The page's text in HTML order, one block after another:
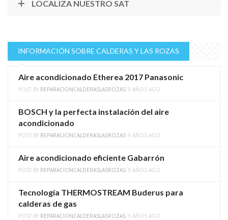
LOCALIZA NUESTRO SAT
INFORMACIÓN SOBRE CALDERAS Y LAS ROZAS
Aire acondicionado Etherea 2017 Panasonic
POST BY REPARACIONCALDERASLASROZAS 9 AÑOS AGO
BOSCH y la perfecta instalación del aire
acondicionado
POST BY REPARACIONCALDERASLASROZAS 9 AÑOS AGO
Aire acondicionado eficiente Gabarrón
POST BY REPARACIONCALDERASLASROZAS 9 AÑOS AGO
Tecnología THERMOSTREAM Buderus para
calderas de gas
POST BY REPARACIONCALDERASLASROZAS 9 AÑOS AGO